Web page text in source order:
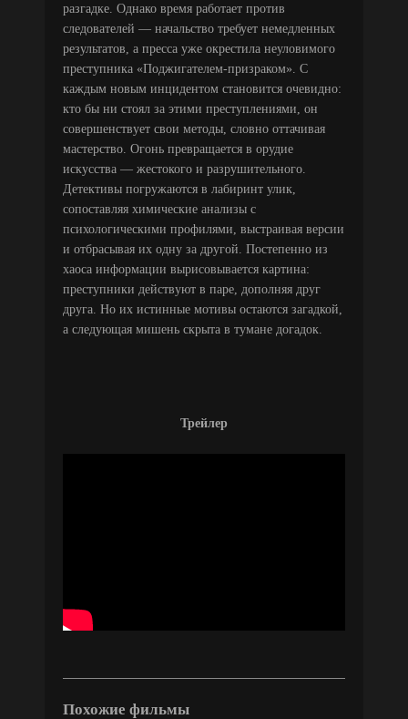
разгадке. Однако время работает против
следователей — начальство требует немедленных
результатов, а пресса уже окрестила неуловимого
преступника «Поджигателем-призраком». С
каждым новым инцидентом становится очевидно:
кто бы ни стоял за этими преступлениями, он
совершенствует свои методы, словно оттачивая
мастерство. Огонь превращается в орудие
искусства — жестокого и разрушительного.
Детективы погружаются в лабиринт улик,
сопоставляя химические анализы с
психологическими профилями, выстраивая версии
и отбрасывая их одну за другой. Постепенно из
хаоса информации вырисовывается картина:
преступники действуют в паре, дополняя друг
друга. Но их истинные мотивы остаются загадкой,
а следующая мишень скрыта в тумане догадок.
Трейлер
Похожие фильмы